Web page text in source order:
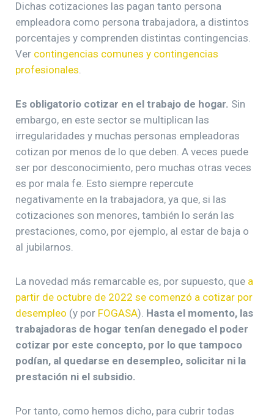
Dichas cotizaciones las pagan tanto persona
empleadora como persona trabajadora, a distintos
porcentajes y comprenden distintas contingencias.
Ver contingencias comunes y contingencias
profesionales.
Es obligatorio cotizar en el trabajo de hogar. Sin
embargo, en este sector se multiplican las
irregularidades y muchas personas empleadoras
cotizan por menos de lo que deben. A veces puede
ser por desconocimiento, pero muchas otras veces
es por mala fe. Esto siempre repercute
negativamente en la trabajadora, ya que, si las
cotizaciones son menores, también lo serán las
prestaciones, como, por ejemplo, al estar de baja o
al jubilarnos.
La novedad más remarcable es, por supuesto, que a
partir de octubre de 2022 se comenzó a cotizar por
desempleo (y por FOGASA). Hasta el momento, las
trabajadoras de hogar tenían denegado el poder
cotizar por este concepto, por lo que tampoco
podían, al quedarse en desempleo, solicitar ni la
prestación ni el subsidio.
Por tanto, como hemos dicho, para cubrir todas